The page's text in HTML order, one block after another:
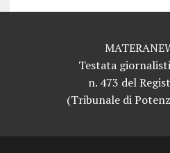
Testata
n. 473 del
(Tribunale di